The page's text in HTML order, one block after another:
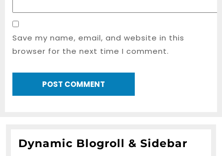
Save my name, email, and website in this
browser for the next time I comment.
Dynamic Blogroll & Sidebar